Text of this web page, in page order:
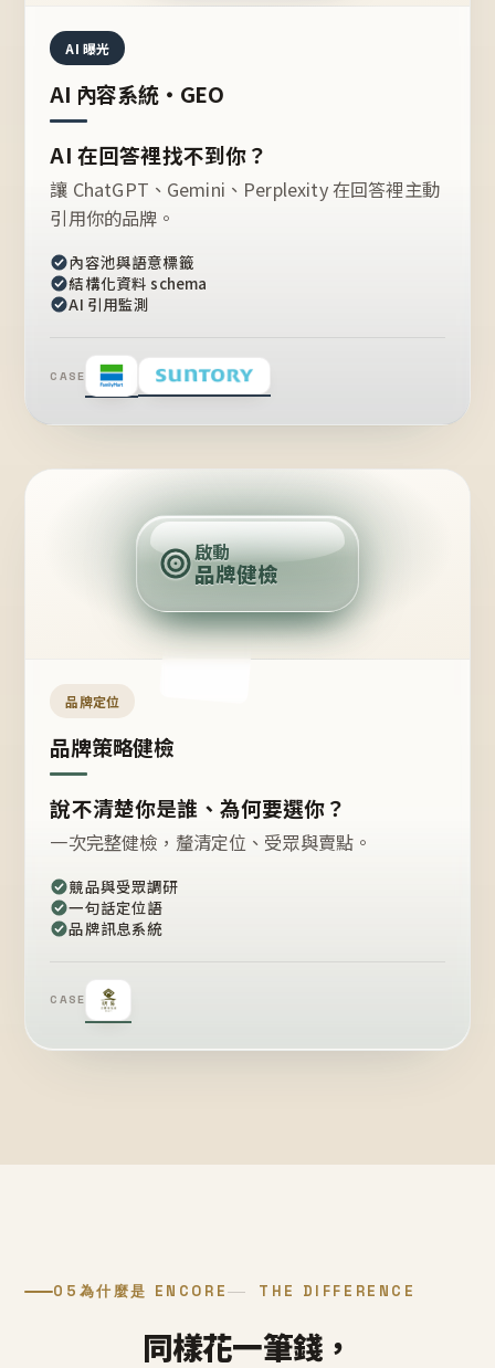
AI 曝光
AI 內容系統・GEO
AI 在回答裡找不到你？
讓 ChatGPT、Gemini、Perplexity 在回答裡主動
引用你的品牌。
內容池與語意標籤
結構化資料 schema
AI 引用監測
CASE
定
位
點
啟動
品牌健檢
品牌定位
品牌策略健檢
說不清楚你是誰、為何要選你？
一次完整健檢，釐清定位、受眾與賣點。
競品與受眾調研
一句話定位語
品牌訊息系統
CASE
05 為什麼是 ENCORE THE DIFFERENCE
同樣花一筆錢，